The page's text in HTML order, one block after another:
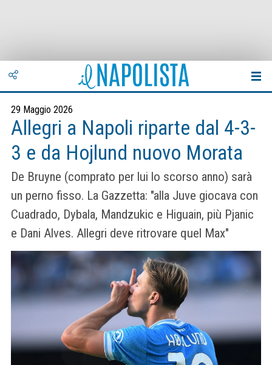
29 Maggio 2026
Allegri a Napoli riparte dal 4-3-
3 e da Hojlund nuovo Morata
De Bruyne (comprato per lui lo scorso anno) sarà
un perno fisso. La Gazzetta: "alla Juve giocava con
Cuadrado, Dybala, Mandzukic e Higuain, più Pjanic
e Dani Alves. Allegri deve ritrovare quel Max"